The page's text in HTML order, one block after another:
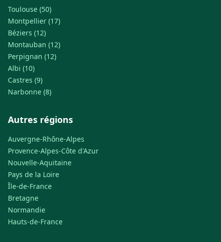
Toulouse (50)
Montpellier (17)
Béziers (12)
Montauban (12)
Perpignan (12)
Albi (10)
Castres (9)
Narbonne (8)
Autres régions
Auvergne-Rhône-Alpes
Provence-Alpes-Côte d'Azur
Nouvelle-Aquitaine
Pays de la Loire
Île-de-France
Bretagne
Normandie
Hauts-de-France